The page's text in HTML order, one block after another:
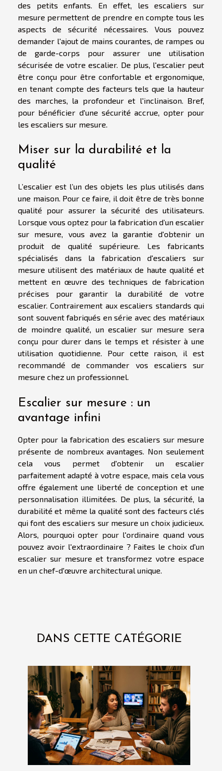
des petits enfants. En effet, les escaliers sur
mesure permettent de prendre en compte tous les
aspects de sécurité nécessaires. Vous pouvez
demander l'ajout de mains courantes, de rampes ou
de garde-corps pour assurer une utilisation
sécurisée de votre escalier. De plus, l'escalier peut
être conçu pour être confortable et ergonomique,
en tenant compte des facteurs tels que la hauteur
des marches, la profondeur et l'inclinaison. Bref,
pour bénéficier d'une sécurité accrue, opter pour
les escaliers sur mesure.
Miser sur la durabilité et la
qualité
L’escalier est l’un des objets les plus utilisés dans
une maison. Pour ce faire, il doit être de très bonne
qualité pour assurer la sécurité des utilisateurs.
Lorsque vous optez pour la fabrication d’un escalier
sur mesure, vous avez la garantie d'obtenir un
produit de qualité supérieure. Les fabricants
spécialisés dans la fabrication d'escaliers sur
mesure utilisent des matériaux de haute qualité et
mettent en œuvre des techniques de fabrication
précises pour garantir la durabilité de votre
escalier. Contrairement aux escaliers standards qui
sont souvent fabriqués en série avec des matériaux
de moindre qualité, un escalier sur mesure sera
conçu pour durer dans le temps et résister à une
utilisation quotidienne. Pour cette raison, il est
recommandé de commander vos escaliers sur
mesure chez un professionnel.
Escalier sur mesure : un
avantage infini
Opter pour la fabrication des escaliers sur mesure
présente de nombreux avantages. Non seulement
cela vous permet d'obtenir un escalier
parfaitement adapté à votre espace, mais cela vous
offre également une liberté de conception et une
personnalisation illimitées. De plus, la sécurité, la
durabilité et même la qualité sont des facteurs clés
qui font des escaliers sur mesure un choix judicieux.
Alors, pourquoi opter pour l'ordinaire quand vous
pouvez avoir l'extraordinaire ? Faites le choix d'un
escalier sur mesure et transformez votre espace
en un chef-d'œuvre architectural unique.
DANS CETTE CATÉGORIE